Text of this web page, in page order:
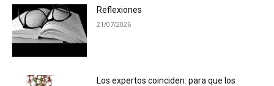
Reflexiones
21/07/2026
Los expertos coinciden: para que los